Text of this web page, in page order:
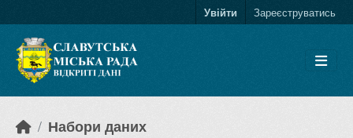
Увійти Зареєструватись
Набори даних